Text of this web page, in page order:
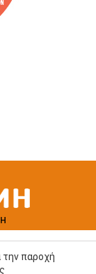
την παροχή